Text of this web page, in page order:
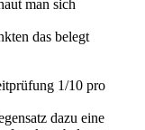
man sich
das belegt
1/10 pro
dazu eine